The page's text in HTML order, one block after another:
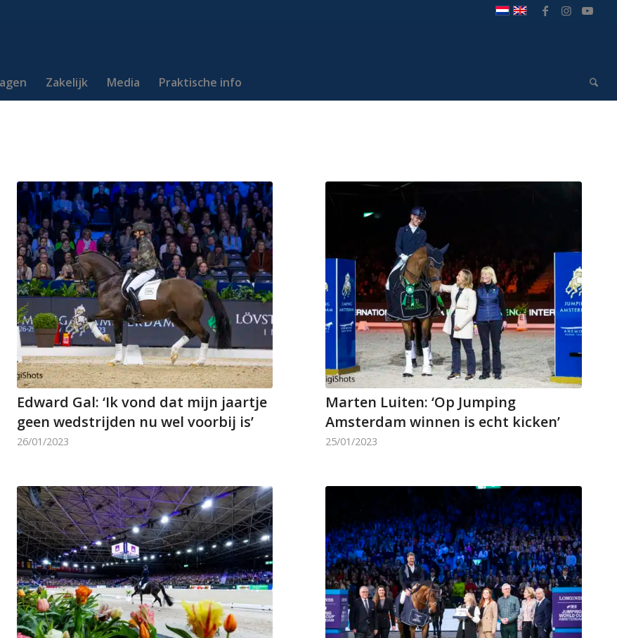
Zakelijk Media Praktische info
Edward Gal: ‘Ik vond dat mijn jaartje
geen wedstrijden nu wel voorbij is’
26/01/2023
Marten Luiten: ‘Op Jumping
Amsterdam winnen is echt kicken’
25/01/2023